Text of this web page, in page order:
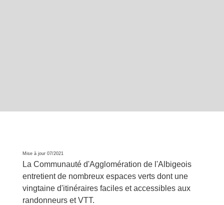
Mise à jour 07/2021
La Communauté d'Agglomération de l'Albigeois
entretient de nombreux espaces verts dont une
vingtaine d'itinéraires faciles et accessibles aux
randonneurs et VTT.